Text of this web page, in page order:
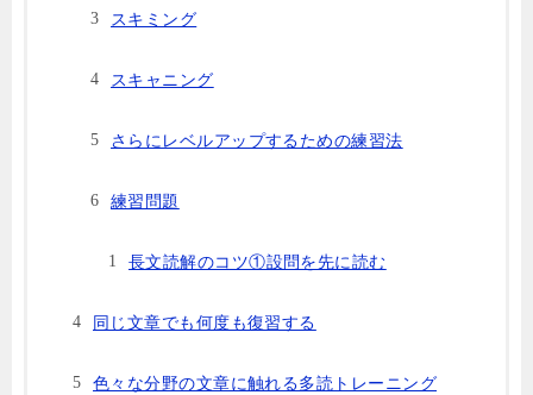
スキミング
スキャニング
さらにレベルアップするための練習法
練習問題
長文読解のコツ①設問を先に読む
同じ文章でも何度も復習する
色々な分野の文章に触れる多読トレーニング